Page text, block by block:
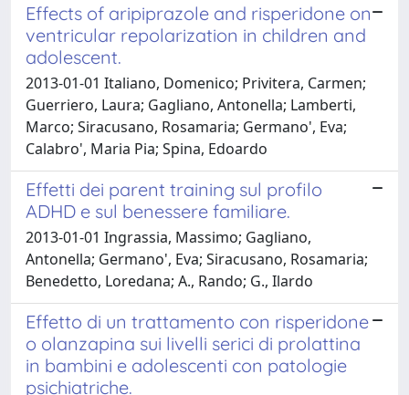
Effects of aripiprazole and risperidone on
ventricular repolarization in children and
adolescent.
2013-01-01 Italiano, Domenico; Privitera, Carmen;
Guerriero, Laura; Gagliano, Antonella; Lamberti,
Marco; Siracusano, Rosamaria; Germano', Eva;
Calabro', Maria Pia; Spina, Edoardo
Effetti dei parent training sul profilo
ADHD e sul benessere familiare.
2013-01-01 Ingrassia, Massimo; Gagliano,
Antonella; Germano', Eva; Siracusano, Rosamaria;
Benedetto, Loredana; A., Rando; G., Ilardo
Effetto di un trattamento con risperidone
o olanzapina sui livelli serici di prolattina
in bambini e adolescenti con patologie
psichiatriche.